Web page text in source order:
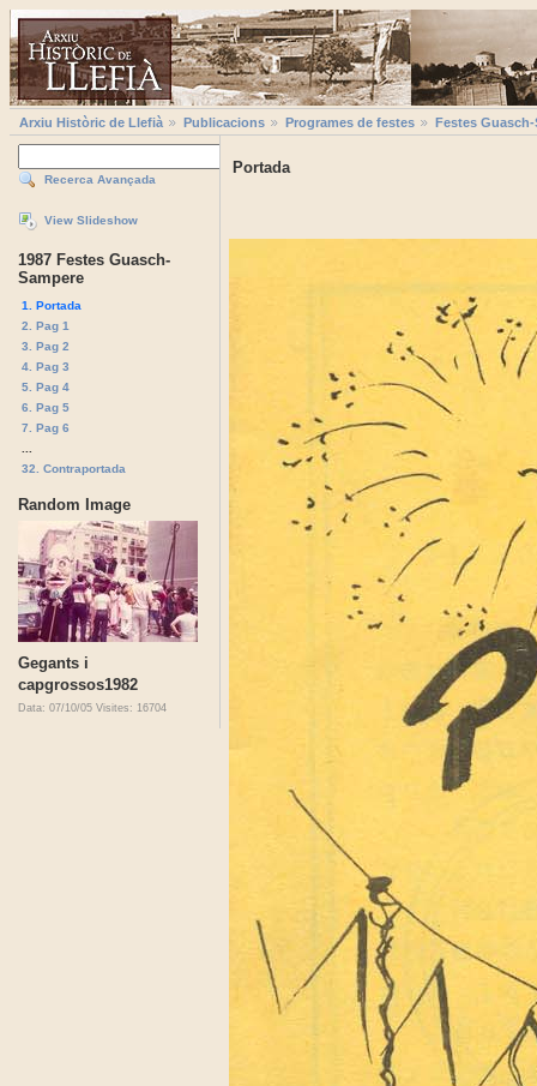
Arxiu Històric de Llefià Publicacions Programes de festes Festes Guasch-
Recerca Avançada
View Slideshow
1987 Festes Guasch-
Sampere
1. Portada
2. Pag 1
3. Pag 2
4. Pag 3
5. Pag 4
6. Pag 5
7. Pag 6
32. Contraportada
Random Image
Gegants i
capgrossos1982
Data: 07/10/05 Visites: 16704
Portada